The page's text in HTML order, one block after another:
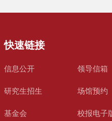
快速链接
信息公开 领导信箱
研究生招生 场馆预约
基金会 校报电子